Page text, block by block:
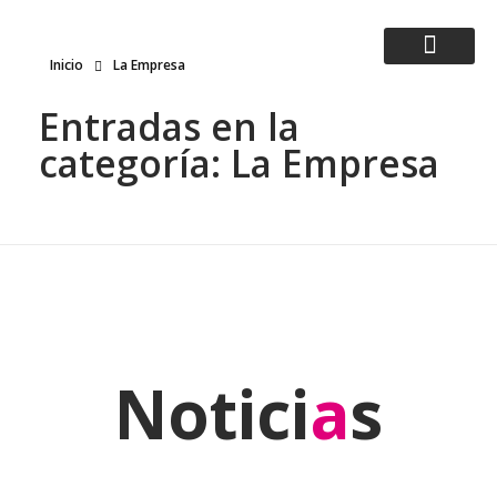
Inicio La Empresa
Entradas en la
categoría: La Empresa
Noticias